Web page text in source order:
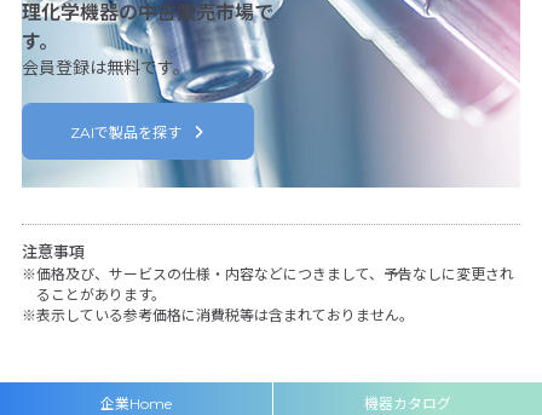
理化学機器の中古販売市場で
す。
会員登録は無料です。
ZAIで製品を探す
注意事項
価格及び、サービスの仕様・内容などにつきまして、予告なしに変更され
ることがあります。
表示している参考価格に消費税等は含まれておりません。
企業Home 機器カタログ